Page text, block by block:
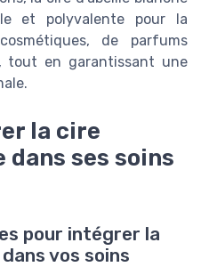
et polyvalente pour la
de parfums
tout en garantissant une
la cire
dans ses soins
pour intégrer la
vos soins